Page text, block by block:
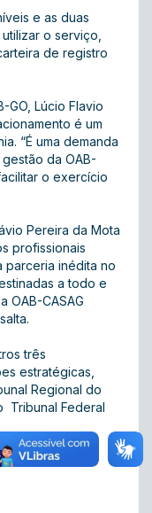
e as duas
o serviço,
de registro
GO, Lúcio Flavio
é um
“É uma demanda
da OAB-
o exercício
Pereira da Mota
profissionais
parceria inédita no
a todo e
OAB-CASAG
três
estratégicas,
Regional do
Tribunal Federal
da